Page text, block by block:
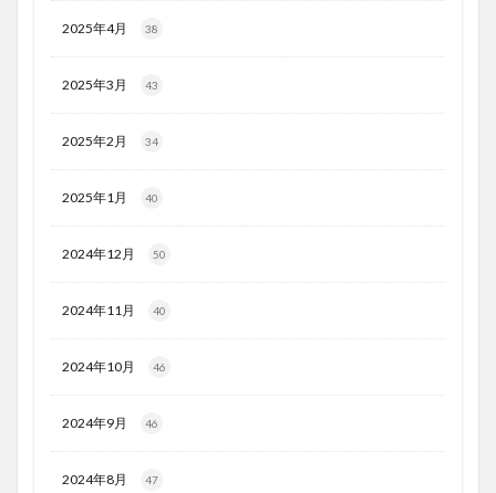
2025年4月 38
2025年3月 43
2025年2月 34
2025年1月 40
2024年12月 50
2024年11月 40
2024年10月 46
2024年9月 46
2024年8月 47